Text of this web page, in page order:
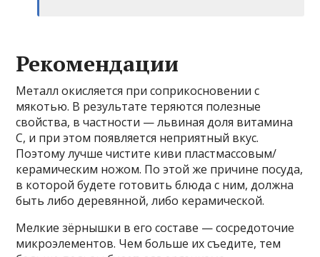
Рекомендации
Металл окисляется при соприкосновении с
мякотью. В результате теряются полезные
свойства, в частности — львиная доля витамина
С, и при этом появляется неприятный вкус.
Поэтому лучше чистите киви пластмассовым/
керамическим ножом. По этой же причине посуда,
в которой будете готовить блюда с ним, должна
быть либо деревянной, либо керамической.
Мелкие зёрнышки в его составе — сосредоточие
микроэлементов. Чем больше их съедите, тем